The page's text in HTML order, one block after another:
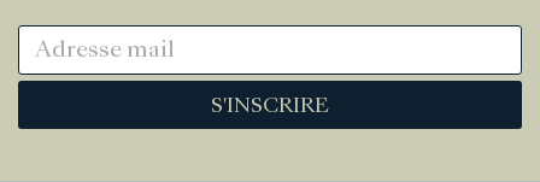
S'INSCRIRE